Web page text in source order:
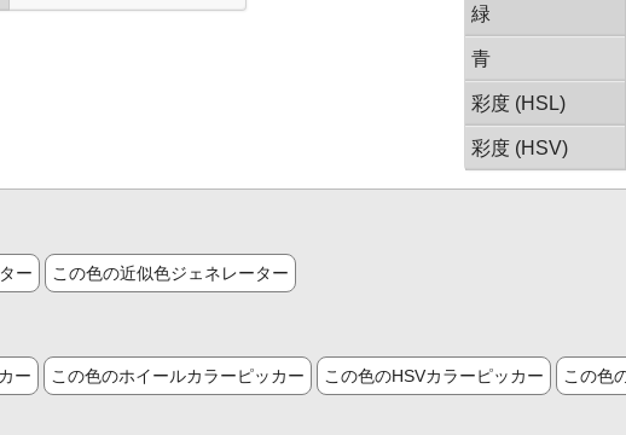
緑
青
彩度 (HSL)
彩度 (HSV)
ー この色の近似色ジェネレーター
ー この色のホイールカラーピッカー この色のHSVカラーピッカー この色